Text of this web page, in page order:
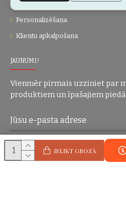
IELIKT GROZĀ
Dāvanu kartes
Personalizēšana
Klientu apkalpošana
JAUNUMI!
Vienmēr pirmais uzziniet par
produktiem un īpašajiem
Esmu iepazinies(-usies) ar sadaļu
piekrītu visiem minētajiem